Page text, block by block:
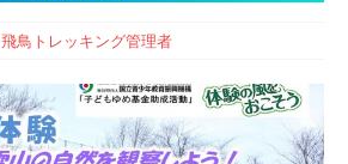
飛鳥トレッキング管理者